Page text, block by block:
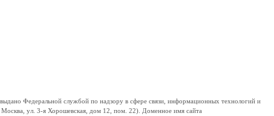
Федеральной службой по надзору в сфере связи, информационных технологий и
ул. 3-я Хорошевская, дом 12, пом. 22). Доменное имя сайта